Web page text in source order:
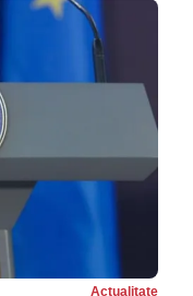
Actualitate